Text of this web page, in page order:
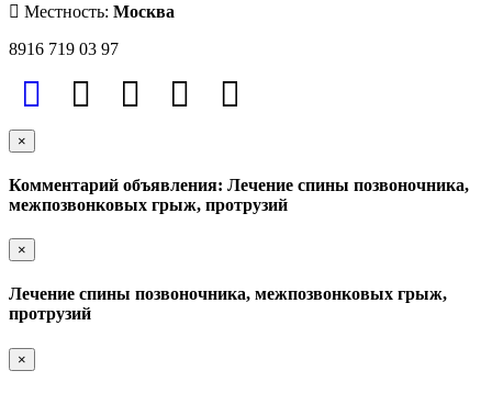
Местность: Москва
8916 719 03 97
×
Комментарий объявления: Лечение спины позвоночника,
межпозвонковых грыж, протрузий
×
Лечение спины позвоночника, межпозвонковых грыж,
протрузий
×